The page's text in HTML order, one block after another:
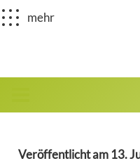
mehr
Veröffentlicht am 13.